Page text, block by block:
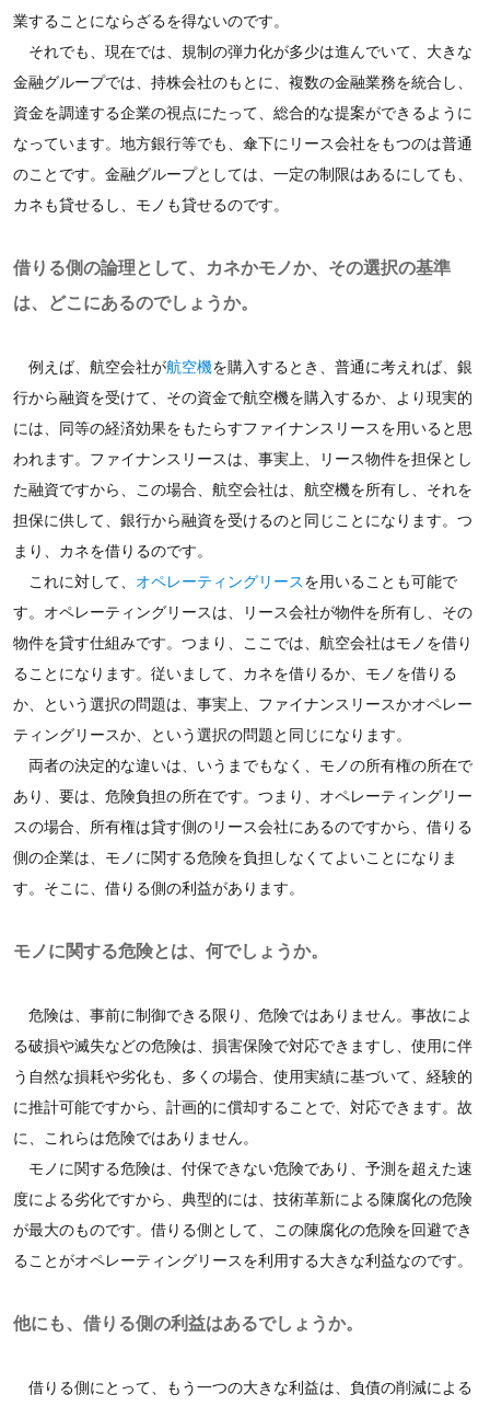
業することにならざるを得ないのです。
それでも、現在では、規制の弾力化が多少は進んでいて、大きな
金融グループでは、持株会社のもとに、複数の金融業務を統合し、
資金を調達する企業の視点にたって、総合的な提案ができるように
なっています。地方銀行等でも、傘下にリース会社をもつのは普通
のことです。金融グループとしては、一定の制限はあるにしても、
カネも貸せるし、モノも貸せるのです。
借りる側の論理として、カネかモノか、その選択の基準
は、どこにあるのでしょうか。
例えば、航空会社が航空機を購入するとき、普通に考えれば、銀
行から融資を受けて、その資金で航空機を購入するか、より現実的
には、同等の経済効果をもたらすファイナンスリースを用いると思
われます。ファイナンスリースは、事実上、リース物件を担保とし
た融資ですから、この場合、航空会社は、航空機を所有し、それを
担保に供して、銀行から融資を受けるのと同じことになります。つ
まり、カネを借りるのです。
これに対して、 オペレーティングリースを用いることも可能で
す。オペレーティングリースは、リース会社が物件を所有し、その
物件を貸す仕組みです。つまり、ここでは、航空会社はモノを借り
ることになります。従いまして、カネを借りるか、モノを借りる
か、という選択の問題は、事実上、ファイナンスリースかオペレー
ティングリースか、という選択の問題と同じになります。
両者の決定的な違いは、いうまでもなく、モノの所有権の所在で
あり、要は、危険負担の所在です。つまり、オペレーティングリー
スの場合、所有権は貸す側のリース会社にあるのですから、借りる
側の企業は、モノに関する危険を負担しなくてよいことになりま
す。そこに、借りる側の利益があります。
モノに関する危険とは、何でしょうか。
危険は、事前に制御できる限り、危険ではありません。事故によ
る破損や滅失などの危険は、損害保険で対応できますし、使用に伴
う自然な損耗や劣化も、多くの場合、使用実績に基づいて、経験的
に推計可能ですから、計画的に償却することで、対応できます。故
に、これらは危険ではありません。
モノに関する危険は、付保できない危険であり、予測を超えた速
度による劣化ですから、典型的には、技術革新による陳腐化の危険
が最大のものです。借りる側として、この陳腐化の危険を回避でき
ることがオペレーティングリースを利用する大きな利益なのです。
他にも、借りる側の利益はあるでしょうか。
借りる側にとって、もう一つの大きな利益は、負債の削減による